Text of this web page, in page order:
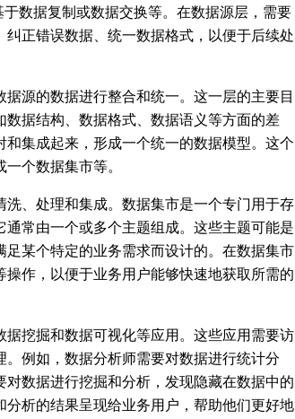
数据复制或数据交换等。在数据源层，需要
正错误数据、统一数据格式，以便于后续处
源的数据进行整合和统一。这一层的主要目
据结构、数据格式、数据语义等方面的差
集成起来，形成一个统一的数据模型。这个
个数据集市等。
、处理和集成。数据集市是一个专门用于存
常由一个或多个主题组成。这些主题可能是
某个特定的业务需求而设计的。在数据集市
作，以便于业务用户能够快速地获取所需的
挖掘和数据可视化等应用。这些应用需要访
例如，数据分析师需要对数据进行统计分
数据进行挖掘和分析，发现隐藏在数据中的
析的结果呈现给业务用户，帮助他们更好地